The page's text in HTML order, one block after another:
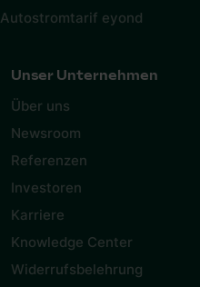
Autostromtarif eyond
Unser Unternehmen
Über uns
Newsroom
Referenzen
Investoren
Karriere
Knowledge Center
Widerrufsbelehrung